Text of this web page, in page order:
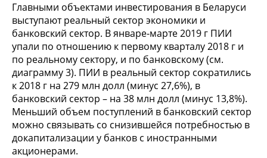
Главными объектами инвестирования в Беларуси
выступают реальный сектор экономики и
банковский сектор. В январе-марте 2019 г ПИИ
упали по отношению к первому кварталу 2018 г и
по реальному сектору, и по банковскому (см.
диаграмму 3). ПИИ в реальный сектор сократились
к 2018 г на 279 млн долл (минус 27,6%), в
банковский сектор – на 38 млн долл (минус 13,8%).
Меньший объем поступлений в банковский сектор
можно связывать со снизившейся потребностью в
докапитализации у банков с иностранными
акционерами.